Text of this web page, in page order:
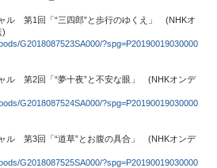
ル 第1回「“三四郎”と歩行のゆくえ」 (NHKオ
)
G2018087523SA000/?spg=P20190019030000
ル 第2回「“夢十夜”と不安な眼」 (NHKオンデ
G2018087524SA000/?spg=P20190019030000
ル 第3回「“道草”とお腹の具合」 (NHKオンデ
G2018087525SA000/?spg=P20190019030000